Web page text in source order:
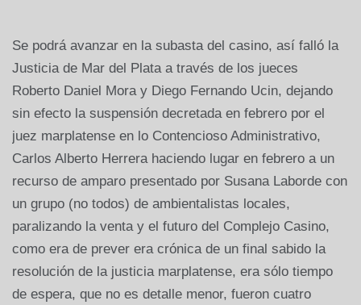
Se podrá avanzar en la subasta del casino, así falló la
Justicia de Mar del Plata a través de los jueces
Roberto Daniel Mora y Diego Fernando Ucin, dejando
sin efecto la suspensión decretada en febrero por el
juez marplatense en lo Contencioso Administrativo,
Carlos Alberto Herrera haciendo lugar en febrero a un
recurso de amparo presentado por Susana Laborde con
un grupo (no todos) de ambientalistas locales,
paralizando la venta y el futuro del Complejo Casino,
como era de prever era crónica de un final sabido la
resolución de la justicia marplatense, era sólo tiempo
de espera, que no es detalle menor, fueron cuatro